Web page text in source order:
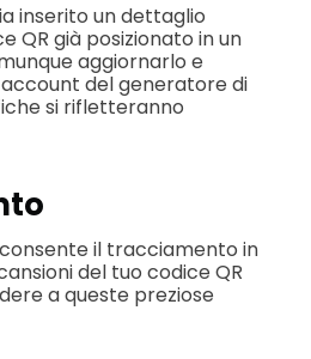
inserito un dettaglio
QR già posizionato in un
aggiornarlo e
del generatore di
si rifletteranno
il tracciamento in
del tuo codice QR
a queste preziose